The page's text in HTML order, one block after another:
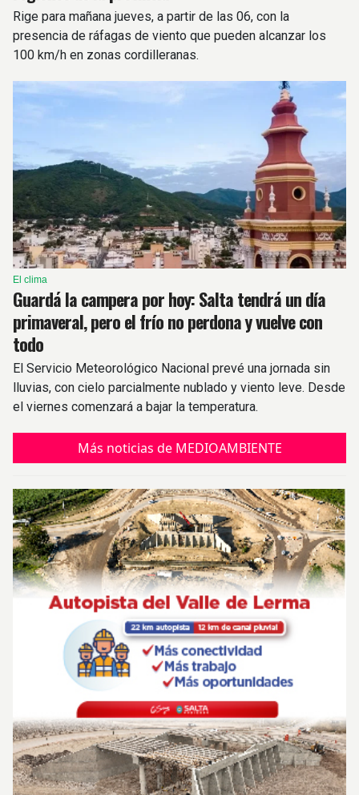
Rige para mañana jueves, a partir de las 06, con la
presencia de ráfagas de viento que pueden alcanzar los
100 km/h en zonas cordilleranas.
El clima
Guardá la campera por hoy: Salta tendrá un día
primaveral, pero el frío no perdona y vuelve con
todo
El Servicio Meteorológico Nacional prevé una jornada sin
lluvias, con cielo parcialmente nublado y viento leve. Desde
el viernes comenzará a bajar la temperatura.
Más noticias de MEDIOAMBIENTE